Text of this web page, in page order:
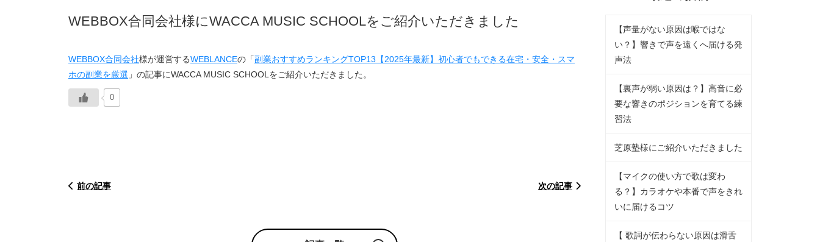
WEBBOX合同会社様にWACCA MUSIC SCHOOLをご紹介いただきました
WEBBOX合同会社様が運営するWEBLANCEの「副業おすすめランキングTOP13【2025年最新】初心者でもできる在宅・安全・スマ
ホの副業を厳選 」の記事にWACCA MUSIC SCHOOLをご紹介いただきました。
0
前の記事 次の記事
【声量がない原因は喉ではな
い？】響きで声を遠くへ届ける発
声法
【裏声が弱い原因は？】高音に必
要な響きのポジションを育てる練
習法
芝原塾様にご紹介いただきました
【マイクの使い方で歌は変わ
る？】カラオケや本番で声をきれ
いに届けるコツ
【 歌詞が伝わらない原因は滑舌